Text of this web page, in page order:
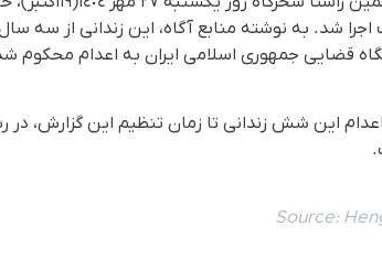
شد. بە نوشتە منابع آگاه، این زندانی از سە
قضایی جمهوری اسلامی ایران به اعدام محکوم
این شش زندانی تا زمان تنظیم این گزارش،
Source: